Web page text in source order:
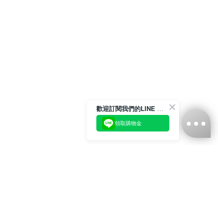
歡迎訂閱我們的LINE 官方帳號
領取購物金